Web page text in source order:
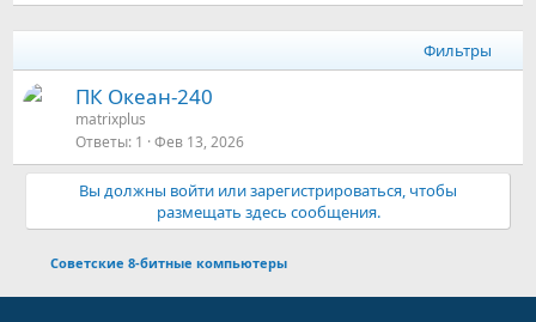
Фильтры
ПК Океан-240
matrixplus
Ответы 1 Фев 13, 2026
Вы должны войти или зарегистрироваться, чтобы
размещать здесь сообщения.
Советские 8-битные компьютеры